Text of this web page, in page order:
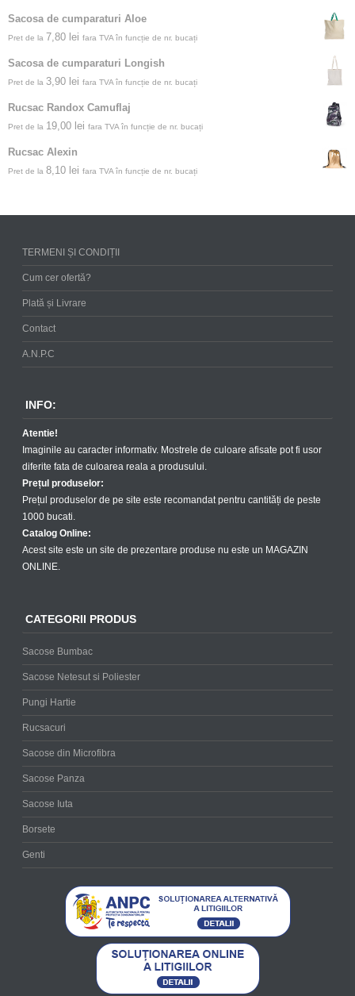
Sacosa de cumparaturi Aloe
Pret de la 7,80 lei fara TVA în funcție de nr. bucați
Sacosa de cumparaturi Longish
Pret de la 3,90 lei fara TVA în funcție de nr. bucați
Rucsac Randox Camuflaj
Pret de la 19,00 lei fara TVA în funcție de nr. bucați
Rucsac Alexin
Pret de la 8,10 lei fara TVA în funcție de nr. bucați
TERMENI ȘI CONDIȚII
Cum cer ofertă?
Plată și Livrare
Contact
A.N.P.C
INFO:
Atentie!
Imaginile au caracter informativ. Mostrele de culoare afisate pot fi usor
diferite fata de culoarea reala a produsului.
Prețul produselor:
Prețul produselor de pe site este recomandat pentru cantități de peste
1000 bucati.
Catalog Online:
Acest site este un site de prezentare produse nu este un MAGAZIN
ONLINE.
CATEGORII PRODUS
Sacose Bumbac
Sacose Netesut si Poliester
Pungi Hartie
Rucsacuri
Sacose din Microfibra
Sacose Panza
Sacose Iuta
Borsete
Genti